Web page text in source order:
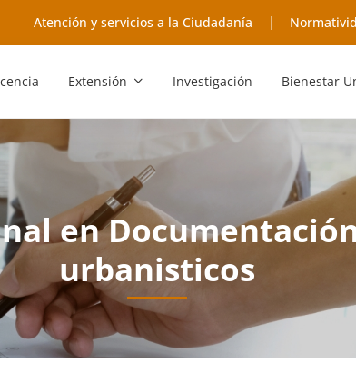
Atención y servicios a la Ciudadanía
Extensión Investigación Bienestar
en
urbanisticos